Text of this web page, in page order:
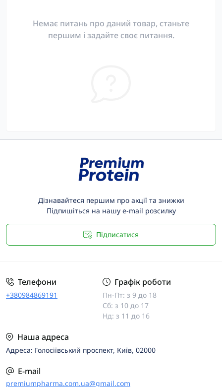
Немає питань про даний товар, станьте
першим і задайте своє питання.
Дізнавайтеся першим про акції та знижки
Підпишіться на нашу e-mail розсилку
Підписатися
Телефони
+380984869191
Графік роботи
Пн-Пт: з 9 до 18
Сб: з 10 до 17
Нд: з 11 до 16
Наша адреса
Адреса: Голосіївський проспект, Київ, 02000
E-mail
premiumpharma.com.ua@gmail.com